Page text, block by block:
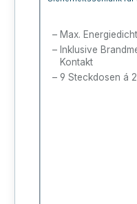
Max.
Inklusive
Kontakt
9 Steckdosen á